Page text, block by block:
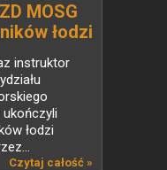
MOSG
łodzi
instruktor
ukończyli
łodzi
Czytaj całość »